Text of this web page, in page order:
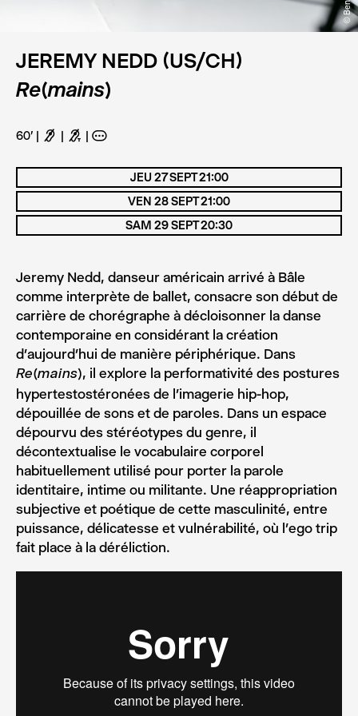
JEREMY NEDD (US/CH)
Re(mains)
60' F G A
Jeremy Nedd, danseur américain arrivé à Bâle
comme interprète de ballet, consacre son début de
carrière de chorégraphe à décloisonner la danse
contemporaine en considérant la création
d’aujourd’hui de manière périphérique. Dans
Re(mains), il explore la performativité des postures
hypertestostéronées de l’imagerie hip-hop,
dépouillée de sons et de paroles. Dans un espace
dépourvu des stéréotypes du genre, il
décontextualise le vocabulaire corporel
habituellement utilisé pour porter la parole
identitaire, intime ou militante. Une réappropriation
subjective et poétique de cette masculinité, entre
puissance, délicatesse et vulnérabilité, où l’ego trip
fait place à la déréliction.
JEU 27 SEPT 21:00
VEN 28 SEPT 21:00
SAM 29 SEPT 20:30